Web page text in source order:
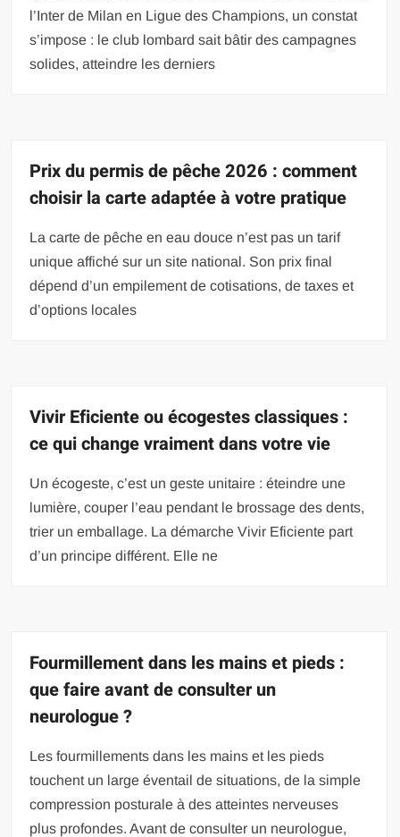
l’Inter de Milan en Ligue des Champions, un constat
s’impose : le club lombard sait bâtir des campagnes
solides, atteindre les derniers
Prix du permis de pêche 2026 : comment
choisir la carte adaptée à votre pratique
La carte de pêche en eau douce n’est pas un tarif
unique affiché sur un site national. Son prix final
dépend d’un empilement de cotisations, de taxes et
d’options locales
Vivir Eficiente ou écogestes classiques :
ce qui change vraiment dans votre vie
Un écogeste, c’est un geste unitaire : éteindre une
lumière, couper l’eau pendant le brossage des dents,
trier un emballage. La démarche Vivir Eficiente part
d’un principe différent. Elle ne
Fourmillement dans les mains et pieds :
que faire avant de consulter un
neurologue ?
Les fourmillements dans les mains et les pieds
touchent un large éventail de situations, de la simple
compression posturale à des atteintes nerveuses
plus profondes. Avant de consulter un neurologue,